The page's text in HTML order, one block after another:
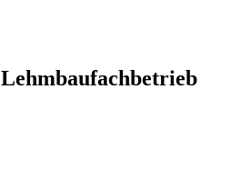
Lehmbaufachbetrieb